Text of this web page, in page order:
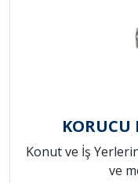
KORUCU
Konut ve İş
ve